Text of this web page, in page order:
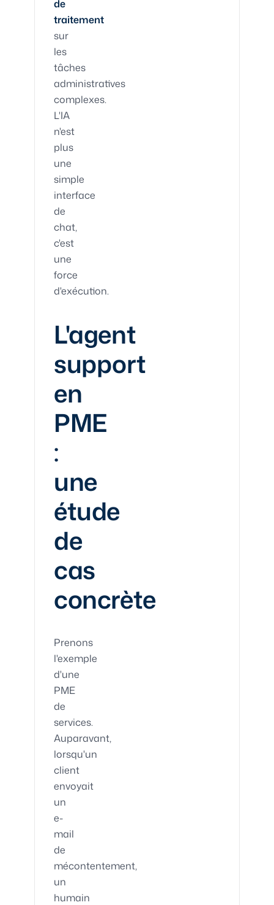
de
traitement
sur
les
tâches
administratives
complexes.
L'IA
n'est
plus
une
simple
interface
de
chat,
c'est
une
force
d'exécution.
L'agent
support
en
PME
:
une
étude
de
cas
concrète
Prenons
l'exemple
d'une
PME
de
services.
Auparavant,
lorsqu'un
client
envoyait
un
e-
mail
de
mécontentement,
un
humain